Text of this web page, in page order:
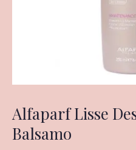
Alfaparf Lisse
Balsamo